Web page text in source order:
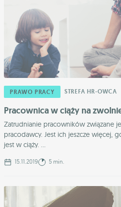
PRAWO PRACY STREFA HR-OWCA
Pracownica w ciąży na
Zatrudnianie pracowników związane
pracodawcy. Jest ich jeszcze więcej,
jest w ciąży. ...
15.11.2019 5 min.